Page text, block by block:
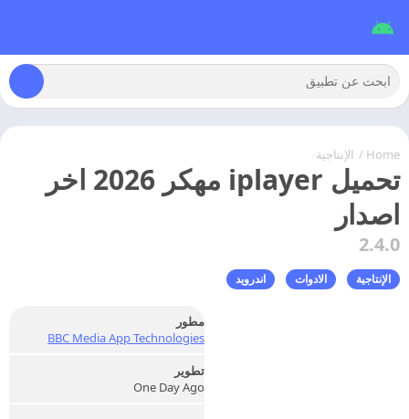
Home
/ الإنتاجية
تحميل iplayer مهكر 2026 اخر
اصدار
2.4.0
الإنتاجية الادوات اندرويد
مطور
BBC Media App Technologies
تطوير
One Day Ago